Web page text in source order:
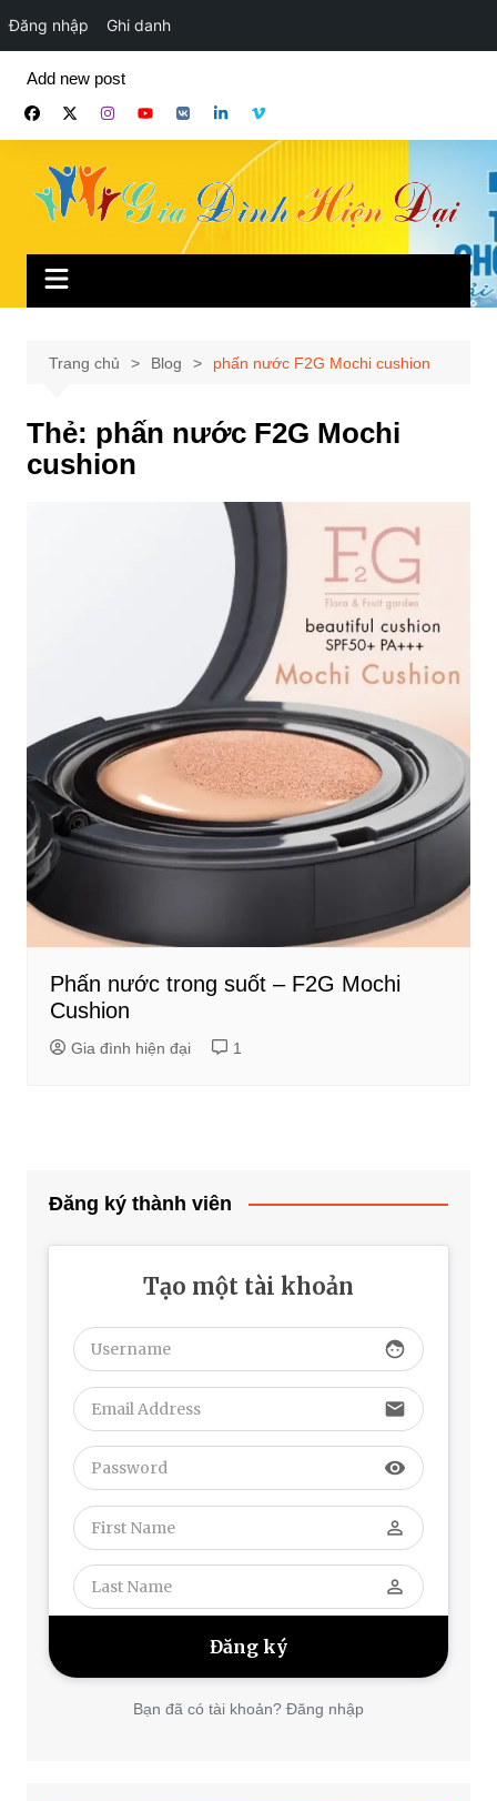
Đăng nhập Ghi danh
phần
Add new post
Trang chủ Blog phấn nước F2G Mochi cushion
Thẻ: phấn nước F2G Mochi
cushion
Phấn nước trong suốt – F2G Mochi
Cushion
Gia đình hiện đại 1
Đăng ký thành viên
Tạo một tài khoản
face
email
visibility
perm_identity
perm_identity
Bạn đã có tài khoản? Đăng nhập